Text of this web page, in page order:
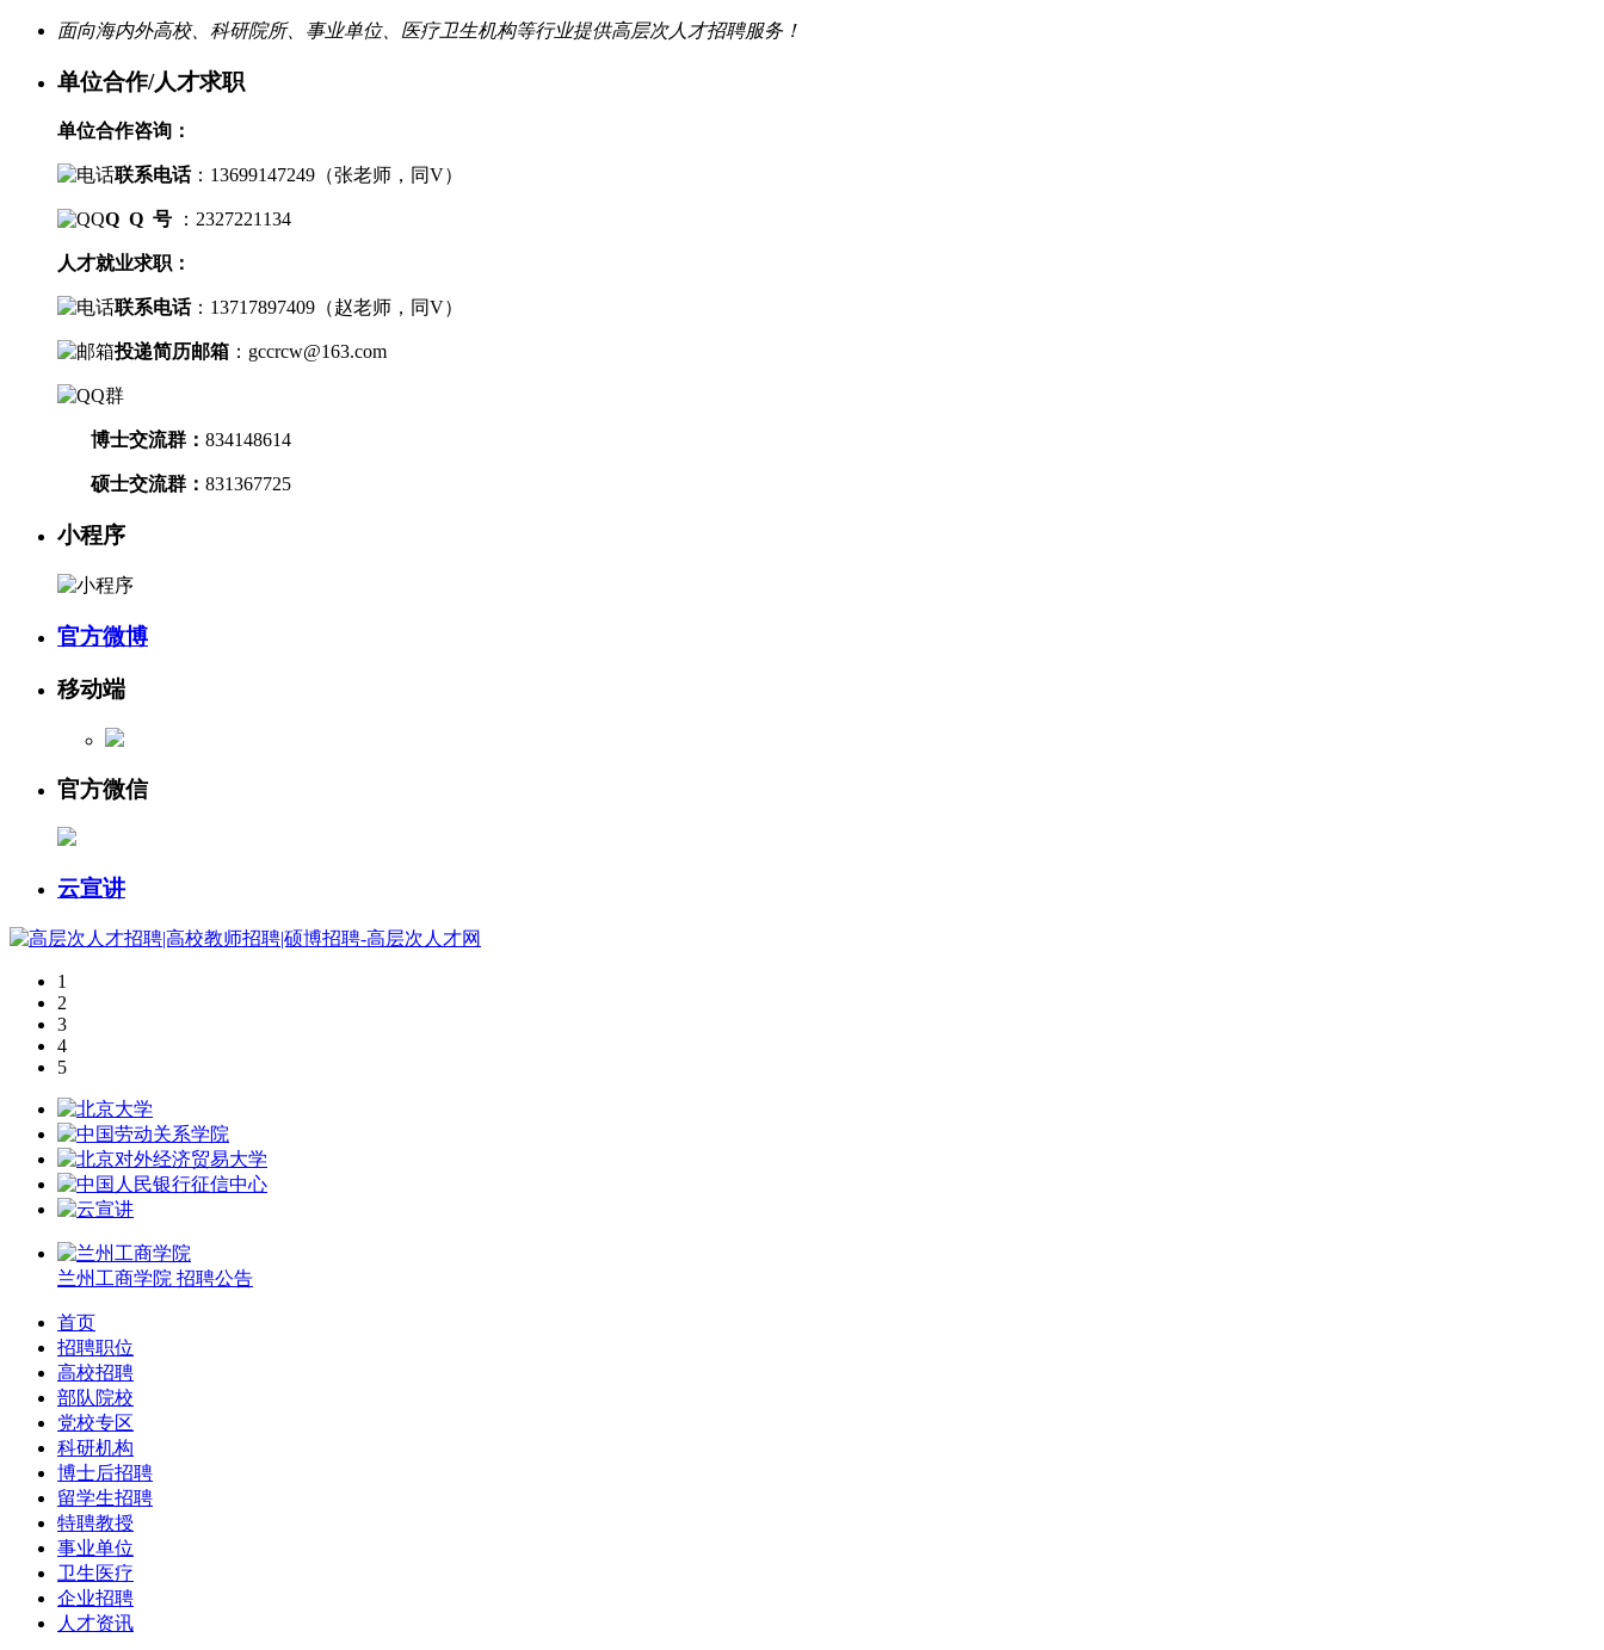
面向海内外高校、科研院所、事业单位、医疗卫生机构等行业提供高层次人才招聘服务！
单位合作/人才求职
单位合作咨询：
联系电话： 13699147249（张老师， 同V）
Q Q 号 ：2327221134
人才就业求职：
联系电话： 13717897409（赵老师， 同V）
投递简历邮箱 ： gccrcw@163.com
博士交流群 ： 834148614
硕士交流群： 831367725
小程序
官方微博
移动端
官方微信
云宣讲
1
2
3
4
5
兰州工商学院 招聘公告
首页
招聘职位
高校招聘
部队院校
党校专区
科研机构
博士后招聘
留学生招聘
特聘教授
事业单位
卫生医疗
企业招聘
人才资讯